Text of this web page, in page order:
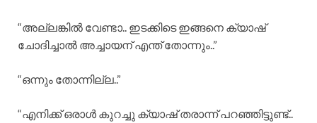
“അല്ലങ്കിൽ വേണ്ടാ.. ഇടക്കിടെ ഇങ്ങനെ ക്യാഷ്
ചോദിച്ചാൽ അച്ചായന് എന്ത് തോന്നും..”
“ഒന്നും തോന്നില്ല..”
“എനിക്ക് ഒരാൾ കുറച്ചു ക്യാഷ് തരാന്ന് പറഞ്ഞിട്ടുണ്ട്..